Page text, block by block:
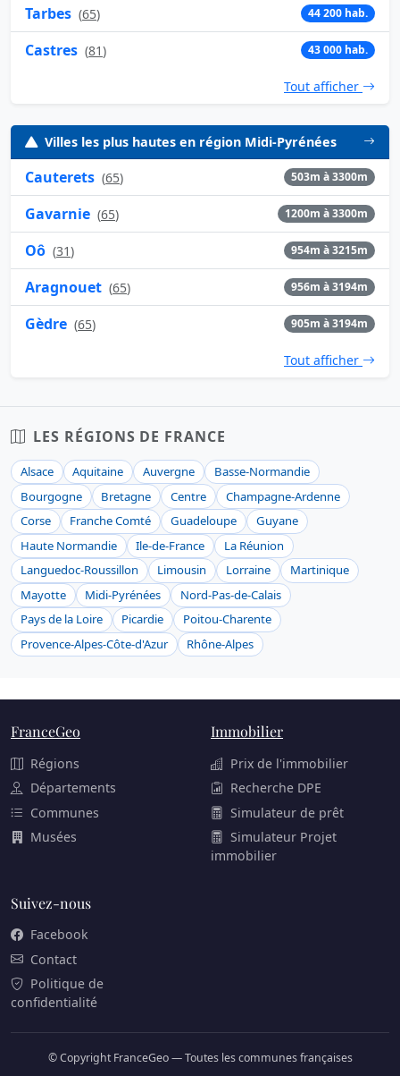
Tarbes (65) 44 200 hab.
Castres (81) 43 000 hab.
Tout afficher
Villes les plus hautes en région Midi-Pyrénées
Cauterets (65) 503m à 3300m
Gavarnie (65) 1200m à 3300m
Oô (31) 954m à 3215m
Aragnouet (65) 956m à 3194m
Gèdre (65) 905m à 3194m
Tout afficher
LES RÉGIONS DE FRANCE
Alsace Aquitaine Auvergne
Basse-Normandie
Bourgogne
Bretagne Centre
Champagne-Ardenne
Corse
Franche Comté Guadeloupe
Guyane
Haute Normandie
Ile-de-France
La Réunion
Languedoc-Roussillon
Limousin Lorraine
Martinique
Mayotte
Midi-Pyrénées
Nord-Pas-de-Calais
Pays de la Loire
Picardie
Poitou-Charente
Provence-Alpes-Côte-d'Azur
Rhône-Alpes
FranceGeo
Régions
Départements
Communes
Musées
Immobilier
Prix de l'immobilier
Recherche DPE
Simulateur de prêt
Simulateur Projet
immobilier
Suivez-nous
Facebook
Contact
Politique de
confidentialité
© Copyright FranceGeo — Toutes les communes françaises